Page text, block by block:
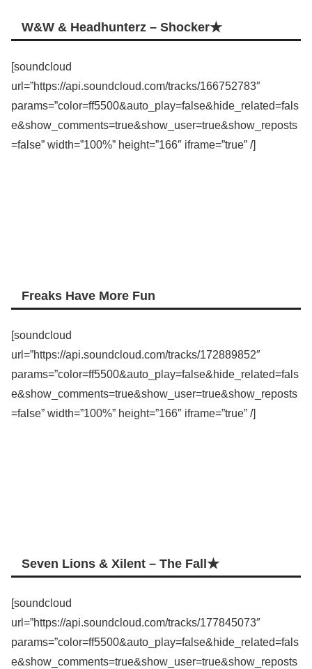
W&W & Headhunterz – Shocker★
[soundcloud
url=”https://api.soundcloud.com/tracks/166752783″
params=”color=ff5500&auto_play=false&hide_related=fals
e&show_comments=true&show_user=true&show_reposts
=false” width=”100%” height=”166″ iframe=”true” /]
Freaks Have More Fun
[soundcloud
url=”https://api.soundcloud.com/tracks/172889852″
params=”color=ff5500&auto_play=false&hide_related=fals
e&show_comments=true&show_user=true&show_reposts
=false” width=”100%” height=”166″ iframe=”true” /]
Seven Lions & Xilent – The Fall★
[soundcloud
url=”https://api.soundcloud.com/tracks/177845073″
params=”color=ff5500&auto_play=false&hide_related=fals
e&show_comments=true&show_user=true&show_reposts